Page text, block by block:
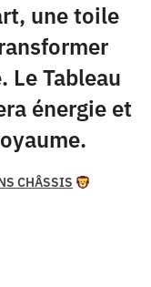
une toile
Le Tableau
énergie et
CHÂSSIS